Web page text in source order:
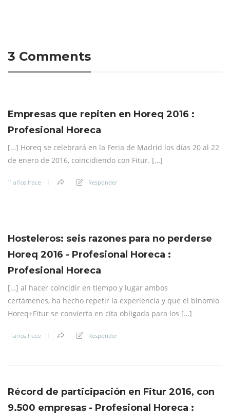
3 Comments
Empresas que repiten en Horeq 2016 :
Profesional Horeca
[…] Horeq se celebrará en la Feria de Madrid los días 20 al 22
de enero de 2016, coincidiendo con Fitur. […]
11 años hace Responder
Hosteleros: seis razones para no perderse
Horeq 2016 - Profesional Horeca :
Profesional Horeca
[…] al hacer coincidir en tiempo y lugar ambos
certámenes, ha hecho repetir la experiencia y que el binomio
Horeq+Fitur se convierta en cita obligada para los […]
11 años hace Responder
Récord de participación en Fitur 2016, con
9.500 empresas - Profesional Horeca :